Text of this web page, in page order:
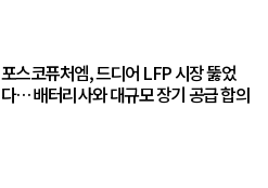
포스코퓨처엠, 드디어 LFP 시장 뚫었
다… 배터리사와 대규모 장기 공급 합의